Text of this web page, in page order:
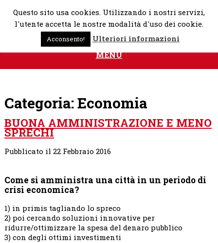
Skip
MENU
Categoria:Economia
BUONA AMMINISTRAZIONE E MENO
SPRECHI
Pubblicato il 22 Febbraio 2016
Come si amministra una città in un periodo di
crisi economica?
1) in primis tagliando lo spreco
2) poi cercando soluzioni innovative per
ridurre/ottimizzare la spesa del denaro pubblico
3) con degli ottimi investimenti
Questo sito usa cookies. Utilizzando i nostri servizi,
l'utente accetta le nostre modalità d'uso dei cookie.
Acconsento! Ulteriori informazioni